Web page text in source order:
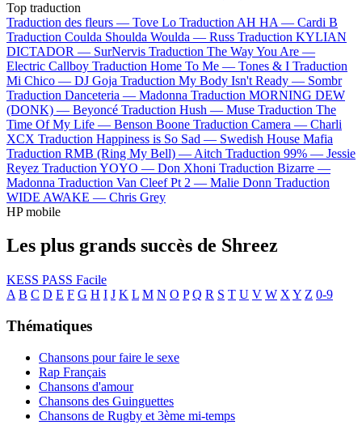
Top traduction
Traduction des fleurs — Tove Lo Traduction AH HA — Cardi B
Traduction Coulda Shoulda Woulda — Russ Traduction KYLIAN
DICTADOR — SurNervis Traduction The Way You Are —
Electric Callboy Traduction Home To Me — Tones & I Traduction
Mi Chico — DJ Goja Traduction My Body Isn't Ready — Sombr
Traduction Danceteria — Madonna Traduction MORNING DEW
(DONK) — Beyoncé Traduction Hush — Muse Traduction The
Time Of My Life — Benson Boone Traduction Camera — Charli
XCX Traduction Happiness is So Sad — Swedish House Mafia
Traduction RMB (Ring My Bell) — Aitch Traduction 99% — Jessie
Reyez Traduction YOYO — Don Xhoni Traduction Bizarre —
Madonna Traduction Van Cleef Pt 2 — Malie Donn Traduction
WIDE AWAKE — Chris Grey
HP mobile
Les plus grands succès de Shreez
KESS PASS Facile
A B C D E F G H I J K L M N O P Q R S T U V W X Y Z 0-9
Thématiques
Chansons pour faire le sexe
Rap Français
Chansons d'amour
Chansons des Guinguettes
Chansons de Rugby et 3ème mi-temps